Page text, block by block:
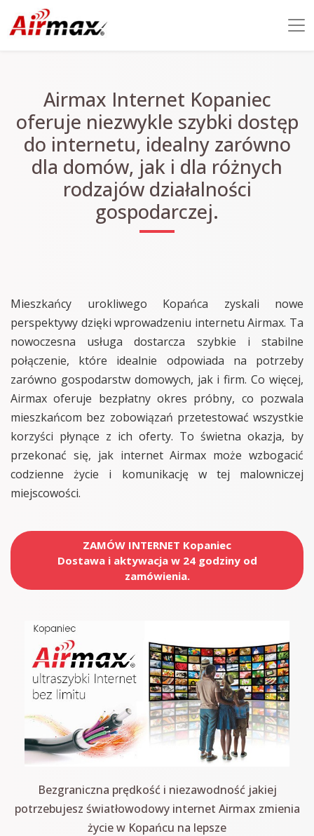
Airmax Internet Kopaniec
oferuje niezwykle szybki dostęp
do internetu, idealny zarówno
dla domów, jak i dla różnych
rodzajów działalności
gospodarczej.
Mieszkańcy urokliwego Kopańca zyskali nowe
perspektywy dzięki wprowadzeniu internetu Airmax. Ta
nowoczesna usługa dostarcza szybkie i stabilne
połączenie, które idealnie odpowiada na potrzeby
zarówno gospodarstw domowych, jak i firm. Co więcej,
Airmax oferuje bezpłatny okres próbny, co pozwala
mieszkańcom bez zobowiązań przetestować wszystkie
korzyści płynące z ich oferty. To świetna okazja, by
przekonać się, jak internet Airmax może wzbogacić
codzienne życie i komunikację w tej malowniczej
miejscowości.
ZAMÓW INTERNET Kopaniec
Dostawa i aktywacja w 24 godziny od
zamówienia.
Bezgraniczna prędkość i niezawodność jakiej
potrzebujesz światłowodowy internet Airmax zmienia
życie w Kopańcu na lepsze